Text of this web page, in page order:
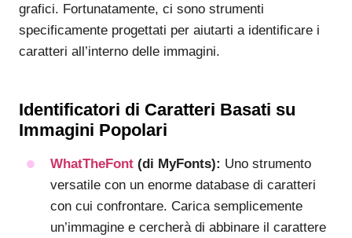
grafici. Fortunatamente, ci sono strumenti
specificamente progettati per aiutarti a identificare i
caratteri all’interno delle immagini.
Identificatori di Caratteri Basati su
Immagini Popolari
WhatTheFont (di MyFonts): Uno strumento
versatile con un enorme database di caratteri
con cui confrontare. Carica semplicemente
un’immagine e cercherà di abbinare il carattere